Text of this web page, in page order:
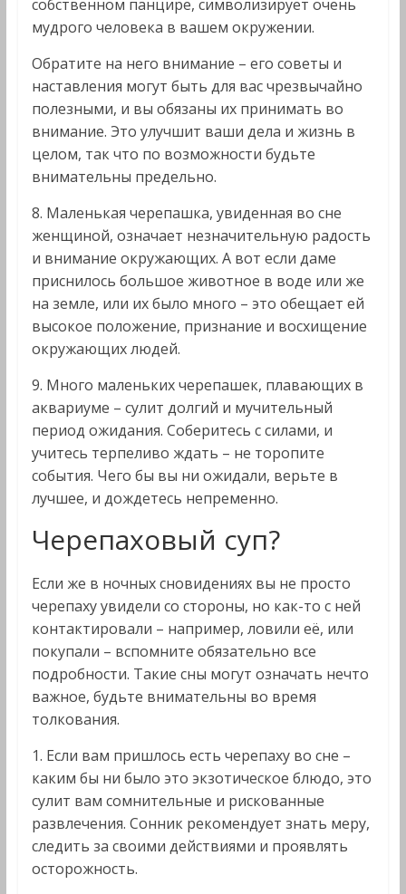
собственном панцире, символизирует очень
мудрого человека в вашем окружении.
Обратите на него внимание – его советы и
наставления могут быть для вас чрезвычайно
полезными, и вы обязаны их принимать во
внимание. Это улучшит ваши дела и жизнь в
целом, так что по возможности будьте
внимательны предельно.
8. Маленькая черепашка, увиденная во сне
женщиной, означает незначительную радость
и внимание окружающих. А вот если даме
приснилось большое животное в воде или же
на земле, или их было много – это обещает ей
высокое положение, признание и восхищение
окружающих людей.
9. Много маленьких черепашек, плавающих в
аквариуме – сулит долгий и мучительный
период ожидания. Соберитесь с силами, и
учитесь терпеливо ждать – не торопите
события. Чего бы вы ни ожидали, верьте в
лучшее, и дождетесь непременно.
Черепаховый суп?
Если же в ночных сновидениях вы не просто
черепаху увидели со стороны, но как-то с ней
контактировали – например, ловили её, или
покупали – вспомните обязательно все
подробности. Такие сны могут означать нечто
важное, будьте внимательны во время
толкования.
1. Если вам пришлось есть черепаху во сне –
каким бы ни было это экзотическое блюдо, это
сулит вам сомнительные и рискованные
развлечения. Сонник рекомендует знать меру,
следить за своими действиями и проявлять
осторожность.